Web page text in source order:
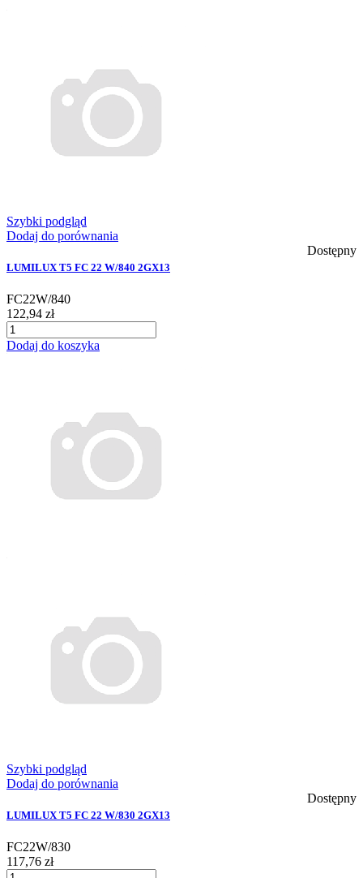
Szybki podgląd
Dodaj do porównania
Dostępny
LUMILUX T5 FC 22 W/840 2GX13
FC22W/840
122,94 zł
Dodaj do koszyka
Szybki podgląd
Dodaj do porównania
Dostępny
LUMILUX T5 FC 22 W/830 2GX13
FC22W/830
117,76 zł